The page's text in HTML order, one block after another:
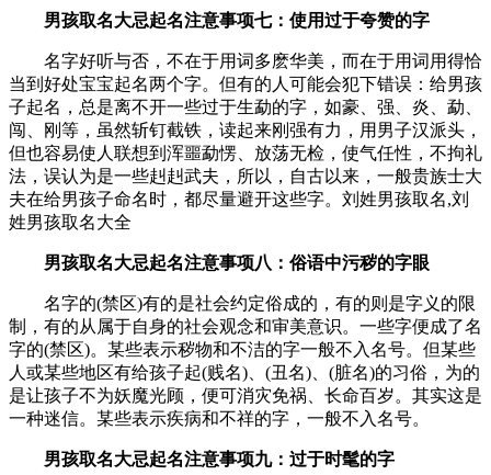
男孩取名大忌起名注意事项七：使用过于夸赞的字
名字好听与否，不在于用词多麽华美，而在于用词用得恰
当到好处宝宝起名两个字。但有的人可能会犯下错误：给男孩
子起名，总是离不开一些过于生勐的字，如豪、强、炎、勐、
闯、刚等，虽然斩钉截铁，读起来刚强有力，用男子汉派头，
但也容易使人联想到浑噩勐愣、放荡无检，使气任性，不拘礼
法，误认为是一些赳赳武夫，所以，自古以来，一般贵族士大
夫在给男孩子命名时，都尽量避开这些字。刘姓男孩取名,刘
姓男孩取名大全
男孩取名大忌起名注意事项八：俗语中污秽的字眼
名字的(禁区)有的是社会约定俗成的，有的则是字义的限
制，有的从属于自身的社会观念和审美意识。一些字便成了名
字的(禁区)。某些表示秽物和不洁的字一般不入名号。但某些
人或某些地区有给孩子起(贱名)、(丑名)、(脏名)的习俗，为的
是让孩子不为妖魔光顾，便可消灾免祸、长命百岁。其实这是
一种迷信。某些表示疾病和不祥的字，一般不入名号。
男孩取名大忌起名注意事项九：过于时髦的字